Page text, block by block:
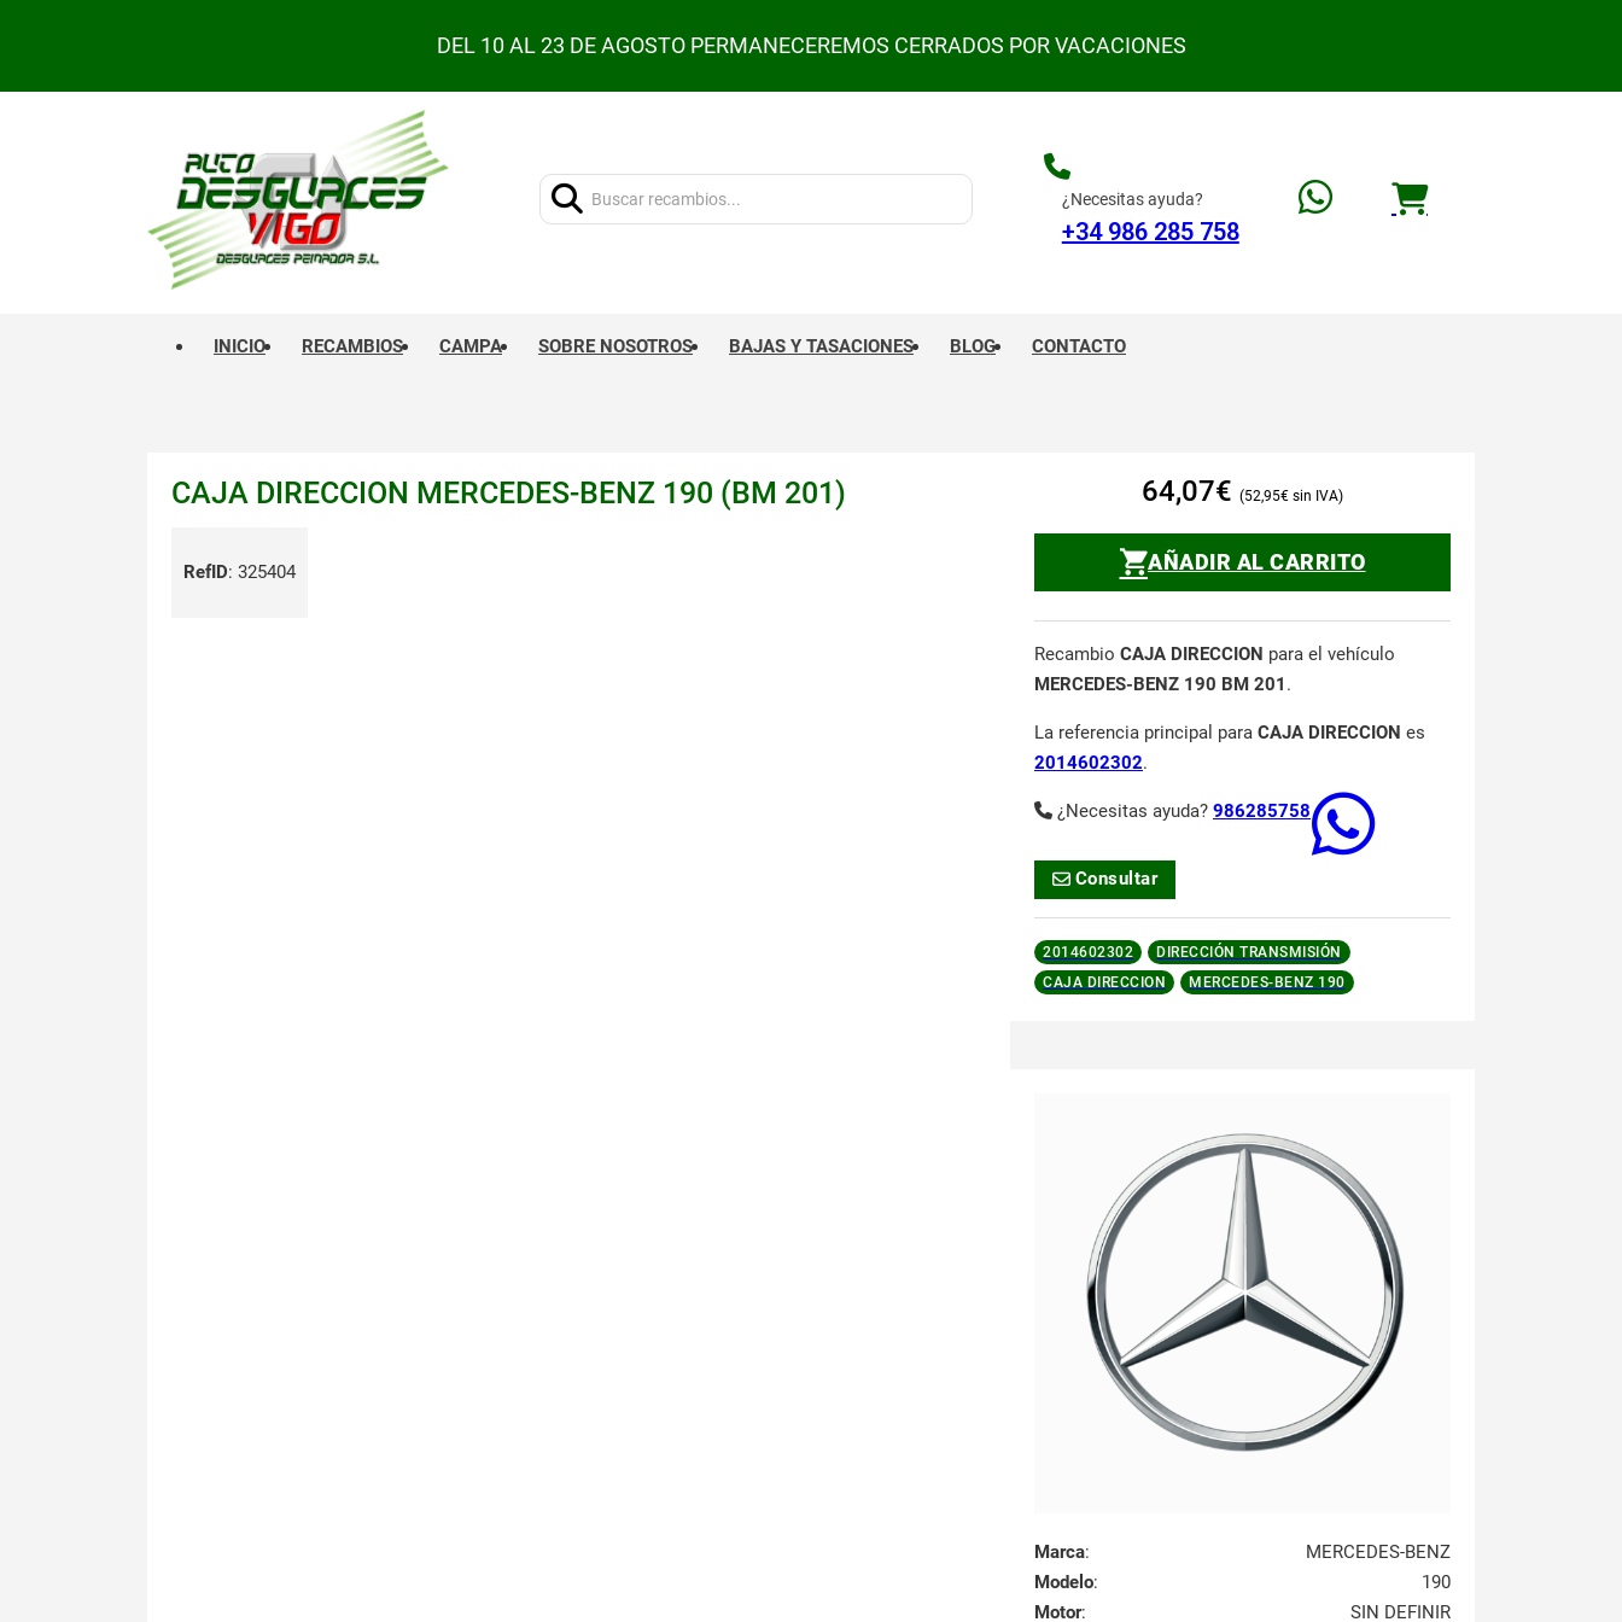
DEL 10 AL 23 DE AGOSTO PERMANECEREMOS CERRADOS POR VACACIONES
Buscar:
¿Necesitas ayuda?
+34 986 285 758
INICIO RECAMBIOS CAMPA SOBRE NOSOTROS BAJAS Y TASACIONES BLOG CONTACTO
CAJA DIRECCION MERCEDES-BENZ 190 (BM 201)
RefID: 325404
64,07€ 52,95€
AÑADIR AL CARRITO
Recambio CAJA DIRECCION para el vehículo
MERCEDES-BENZ 190 BM 201 .
La referencia principal para CAJA DIRECCION es
2014602302.
¿Necesitas ayuda? 986285758
Consultar
2014602302
DIRECCIÓN TRANSMISIÓN
CAJA DIRECCION
MERCEDES-BENZ 190
Marca:
MERCEDES-BENZ
Modelo:
190
Motor: SIN DEFINIR